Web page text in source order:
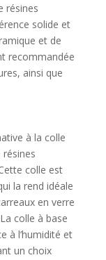
résines
solide et
et de
recommandée
ainsi que
à la colle
colle est
la rend idéale
en verre
colle à base
à l’humidité et
un choix